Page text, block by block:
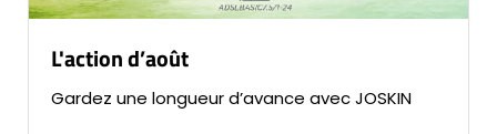
L'action d’août
Gardez une longueur d’avance avec JOSKIN